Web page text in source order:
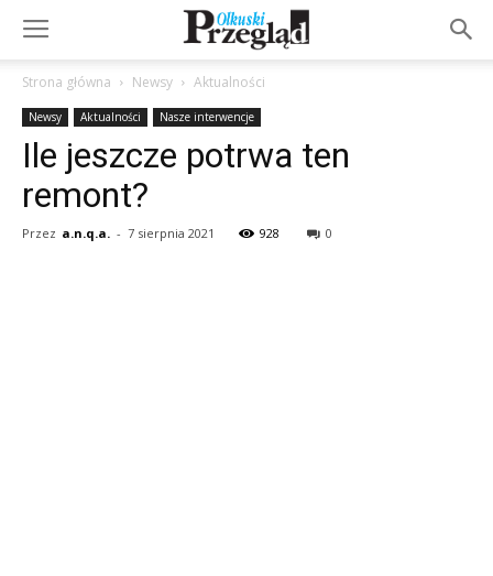
Strona główna Newsy Aktualności
Newsy Aktualności Nasze interwencje
Ile jeszcze potrwa ten
remont?
Przez a.n.q.a. - 7 sierpnia 2021 928 0